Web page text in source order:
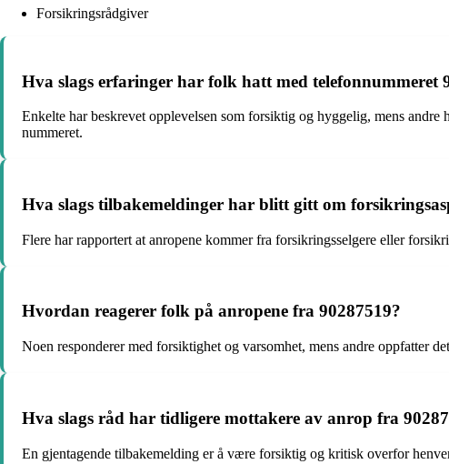
Forsikringsrådgiver
Hva slags erfaringer har folk hatt med telefonnummeret
Enkelte har beskrevet opplevelsen som forsiktig og hyggelig, mens
nummeret.
Hva slags tilbakemeldinger har blitt gitt om
Flere har rapportert at anropene kommer fra forsikringsselgere eller
Hvordan reagerer folk på anropene fra 90287519?
Noen responderer med forsiktighet og varsomhet, mens andre oppfatter
Hva slags råd har tidligere mottakere av anrop fra
En gjentagende tilbakemelding er å være forsiktig og kritisk overfor